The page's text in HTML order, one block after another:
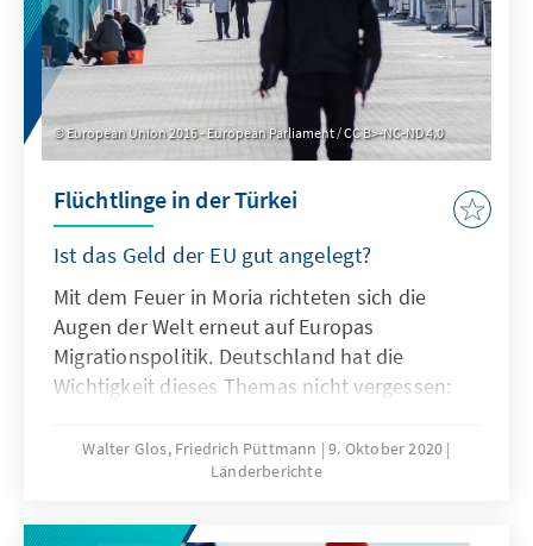
European Union 2016 - European Parliament / CC B>-NC-ND 4.0
Flüchtlinge in der Türkei
Ist das Geld der EU gut angelegt?
Mit dem Feuer in Moria richteten sich die
Augen der Welt erneut auf Europas
Migrationspolitik. Deutschland hat die
Wichtigkeit dieses Themas nicht vergessen:
10. September wurde die Migrationspolitik in
einer Podiumsdiskussion mit
Vorsitzenden Donald Tusk als „das neben
Walter Glos, Friedrich Püttmann
9. Oktober 2020
Länderberichte